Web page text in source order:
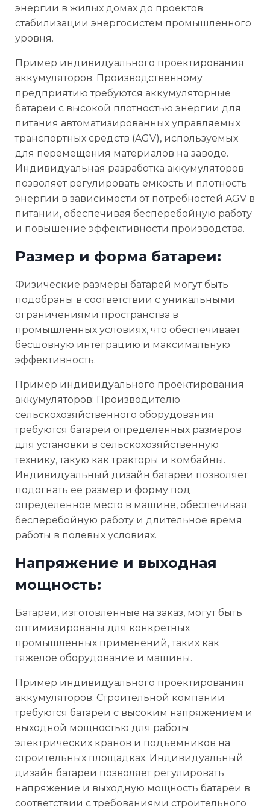
энергии в жилых домах до проектов
стабилизации энергосистем промышленного
уровня.
Пример индивидуального проектирования
аккумуляторов: Производственному
предприятию требуются аккумуляторные
батареи с высокой плотностью энергии для
питания автоматизированных управляемых
транспортных средств (AGV), используемых
для перемещения материалов на заводе.
Индивидуальная разработка аккумуляторов
позволяет регулировать емкость и плотность
энергии в зависимости от потребностей AGV в
питании, обеспечивая бесперебойную работу
и повышение эффективности производства.
Размер и форма батареи:
Физические размеры батарей могут быть
подобраны в соответствии с уникальными
ограничениями пространства в
промышленных условиях, что обеспечивает
бесшовную интеграцию и максимальную
эффективность.
Пример индивидуального проектирования
аккумуляторов: Производителю
сельскохозяйственного оборудования
требуются батареи определенных размеров
для установки в сельскохозяйственную
технику, такую как тракторы и комбайны.
Индивидуальный дизайн батареи позволяет
подогнать ее размер и форму под
определенное место в машине, обеспечивая
бесперебойную работу и длительное время
работы в полевых условиях.
Напряжение и выходная
мощность:
Батареи, изготовленные на заказ, могут быть
оптимизированы для конкретных
промышленных применений, таких как
тяжелое оборудование и машины.
Пример индивидуального проектирования
аккумуляторов: Строительной компании
требуются батареи с высоким напряжением и
выходной мощностью для работы
электрических кранов и подъемников на
строительных площадках. Индивидуальный
дизайн батареи позволяет регулировать
напряжение и выходную мощность батареи в
соответствии с требованиями строительного